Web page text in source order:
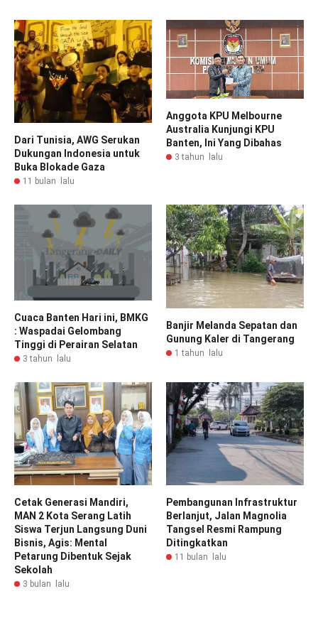
Dari Tunisia, AWG Serukan
Dukungan Indonesia untuk
Buka Blokade Gaza
11 bulan lalu
Anggota KPU Melbourne
Australia Kunjungi KPU
Banten, Ini Yang Dibahas
3 tahun lalu
Cuaca Banten Hari ini, BMKG
: Waspadai Gelombang
Tinggi di Perairan Selatan
3 tahun lalu
Banjir Melanda Sepatan dan
Gunung Kaler di Tangerang
1 tahun lalu
Cetak Generasi Mandiri,
MAN 2 Kota Serang Latih
Siswa Terjun Langsung Duni
Bisnis, Agis: Mental
Petarung Dibentuk Sejak
Sekolah
3 bulan lalu
Pembangunan Infrastruktur
Berlanjut, Jalan Magnolia
Tangsel Resmi Rampung
Ditingkatkan
11 bulan lalu